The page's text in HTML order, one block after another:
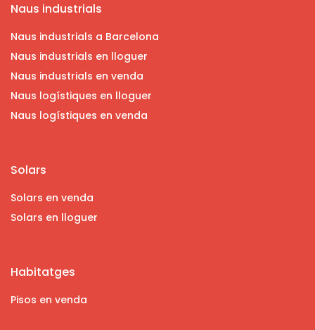
Naus industrials
Naus industrials a Barcelona
Naus industrials en lloguer
Naus industrials en venda
Naus logístiques en lloguer
Naus logístiques en venda
Solars
Solars en venda
Solars en lloguer
Habitatges
Pisos en venda